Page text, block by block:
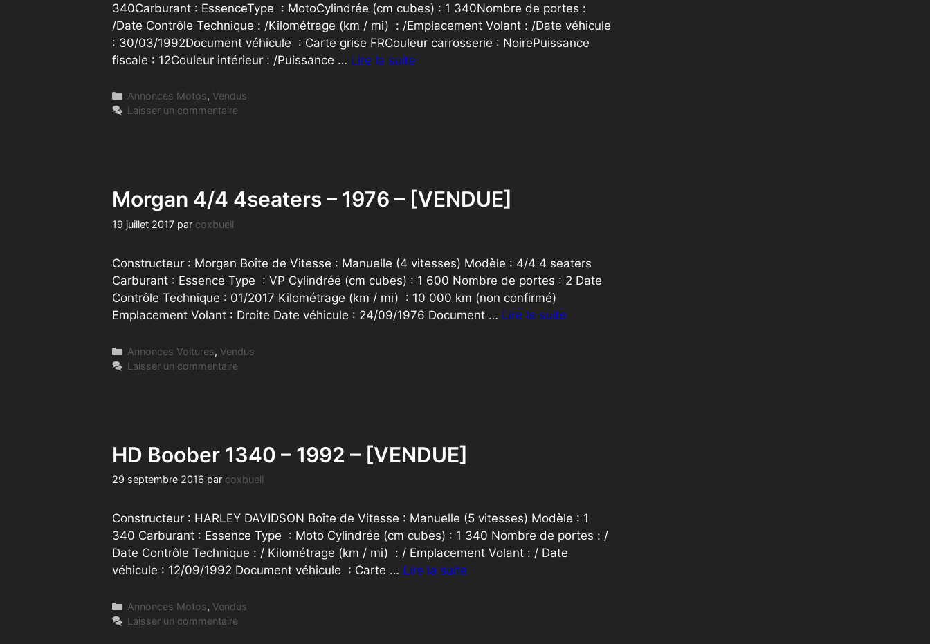
340Carburant : EssenceType : MotoCylindrée (cm cubes) : 1 340Nombre de portes :
/Date Contrôle Technique : /Kilométrage (km / mi) : /Emplacement Volant : /Date véhicule
: 30/03/1992Document véhicule : Carte grise FRCouleur carrosserie : NoirePuissance
fiscale : 12Couleur intérieur : /Puissance … Lire la suite
Catégories
Annonces Motos, Vendus
Laisser un commentaire
Morgan 4/4 4seaters – 1976 – [VENDUE]
19 juillet 2017 par coxbuell
Constructeur : Morgan Boîte de Vitesse : Manuelle (4 vitesses) Modèle : 4/4 4 seaters
Carburant : Essence Type : VP Cylindrée (cm cubes) : 1 600 Nombre de portes : 2 Date
Contrôle Technique : 01/2017 Kilométrage (km / mi) : 10 000 km (non confirmé)
Emplacement Volant : Droite Date véhicule : 24/09/1976 Document … Lire la suite
Catégories
Annonces Voitures, Vendus
Laisser un commentaire
HD Boober 1340 – 1992 – [VENDUE]
29 septembre 2016 par coxbuell
Constructeur : HARLEY DAVIDSON Boîte de Vitesse : Manuelle (5 vitesses) Modèle : 1
340 Carburant : Essence Type : Moto Cylindrée (cm cubes) : 1 340 Nombre de portes : /
Date Contrôle Technique : / Kilométrage (km / mi) : / Emplacement Volant : / Date
véhicule : 12/09/1992 Document véhicule : Carte … Lire la suite
Catégories
Annonces Motos, Vendus
Laisser un commentaire